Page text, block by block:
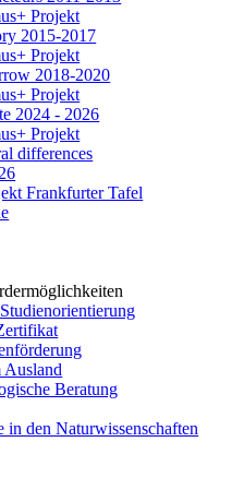
Projekt
2015-2017
Projekt
2018-2020
Projekt
2024 - 2026
Projekt
differences
Frankfurter Tafel
Ausland
Beratung
in den Naturwissenschaften